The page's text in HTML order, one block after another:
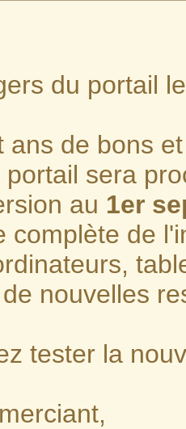
du portail
ans de bons
sera
au 1er
complète de
nouvelles
tester la